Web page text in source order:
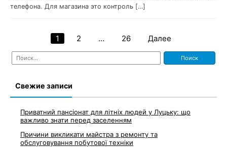
телефона. Для магазина это контроль […]
Навигация
по
1 2 … 26 Далее
Найти:
Свежие записи
Приватний пансіонат для літніх людей у Луцьку: що
важливо знати перед заселенням
Причини викликати майстра з ремонту та
обслуговування побутової техніки